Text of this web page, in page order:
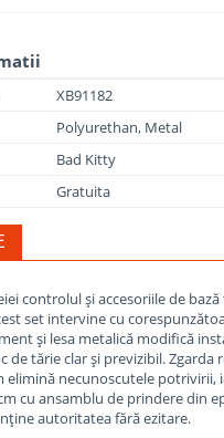
XB91182
Polyurethan, Metal
Bad Kitty
Gratuita
controlul și accesoriile de bază
set intervine cu
și lesa metalică modifică
de tărie clar și previzibil. Zgarda
elimină necunoscutele potrivirii,
cu ansamblu de prindere din
autoritatea fără ezitare.